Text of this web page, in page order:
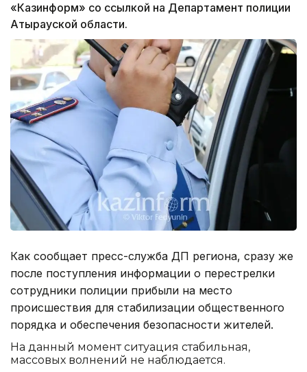
«Казинформ» со ссылкой на Департамент полиции
Атырауской области.
Как сообщает пресс-служба ДП региона, сразу же
после поступления информации о перестрелки
сотрудники полиции прибыли на место
происшествия для стабилизации общественного
порядка и обеспечения безопасности жителей.
На данный момент ситуация стабильная,
массовых волнений не наблюдается.